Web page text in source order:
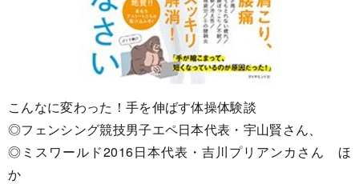
こんなに変わった！手を伸ばす体操体験談
◎フェンシング競技男子エペ日本代表・宇山賢さん、
◎ミスワールド2016日本代表・吉川プリアンカさん ほ
か